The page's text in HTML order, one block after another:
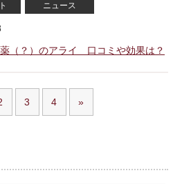
ニュース
（？）のアライ 口コミや効果は？
3 4 »